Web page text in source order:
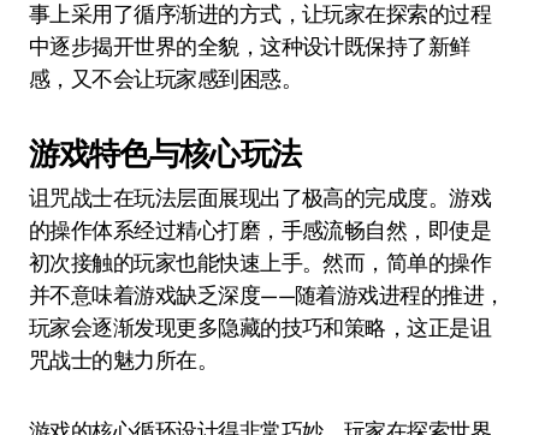
事上采用了循序渐进的方式，让玩家在探索的过程
中逐步揭开世界的全貌，这种设计既保持了新鲜
感，又不会让玩家感到困惑。
游戏特色与核心玩法
诅咒战士在玩法层面展现出了极高的完成度。游戏
的操作体系经过精心打磨，手感流畅自然，即使是
初次接触的玩家也能快速上手。然而，简单的操作
并不意味着游戏缺乏深度——随着游戏进程的推进，
玩家会逐渐发现更多隐藏的技巧和策略，这正是诅
咒战士的魅力所在。